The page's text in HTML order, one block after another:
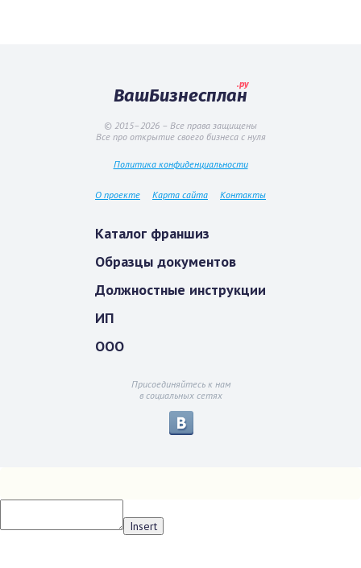
ВашБизнесплан
.ру
© 2015–2026 – Все права защищены
Все про открытие своего бизнеса с нуля
Политика конфиденциальности
О проекте Карта сайта Контакты
Каталог франшиз
Образцы документов
Должностные инструкции
ИП
ООО
Присоединяйтесь к нам
в социальных сетях
Insert